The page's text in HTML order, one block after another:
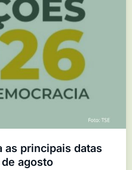
as principais datas
agosto